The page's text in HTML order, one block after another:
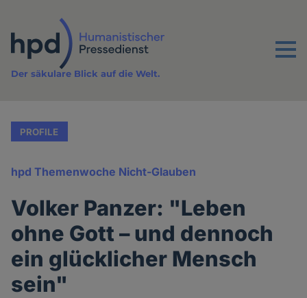
Inhalt
Menu
Der säkulare Blick auf die Welt.
PROFILE
hpd Themenwoche Nicht-Glauben
Volker Panzer: "Leben
ohne Gott – und dennoch
ein glücklicher Mensch
sein"